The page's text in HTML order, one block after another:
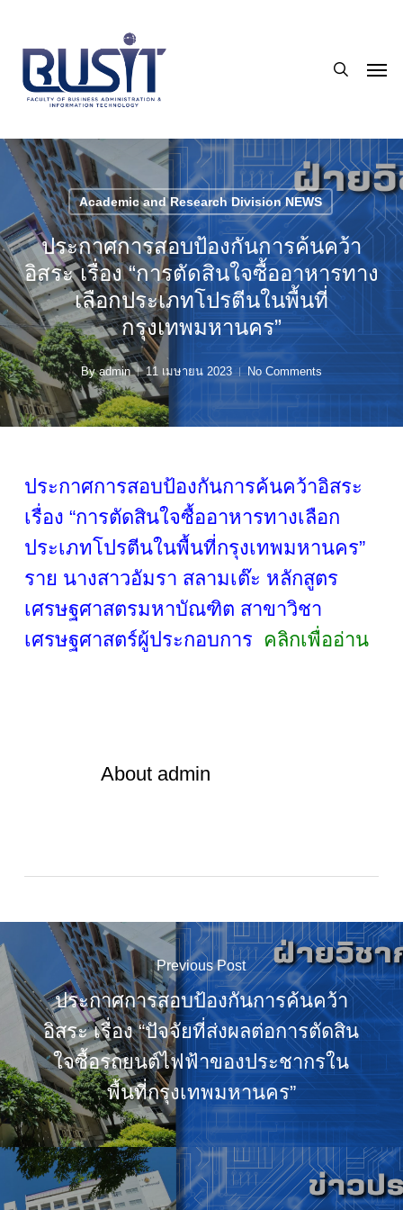
main
content
Academic and Research Division NEWS
ประกาศการสอบป้องกันการค้นคว้า
อิสระ เรื่อง “การตัดสินใจซื้ออาหารทาง
เลือกประเภทโปรตีนในพื้นที่
กรุงเทพมหานคร”
By admin 11 เมษายน 2023 No Comments
ประกาศการสอบป้องกันการค้นคว้าอิสระ
เรื่อง “การตัดสินใจซื้ออาหารทางเลือก
ประเภทโปรตีนในพื้นที่กรุงเทพมหานคร”
ราย นางสาวอัมรา สลามเต๊ะ หลักสูตร
เศรษฐศาสตรมหาบัณฑิต สาขาวิชา
เศรษฐศาสตร์ผู้ประกอบการ คลิกเพื่ออ่าน
Aboutadmin
Previous Post
ประกาศการสอบป้องกันการค้นคว้า
อิสระ เรื่อง “ปัจจัยที่ส่งผลต่อการตัดสิน
ใจซื้อรถยนต์ไฟฟ้าของประชากรใน
พื้นที่กรุงเทพมหานคร”